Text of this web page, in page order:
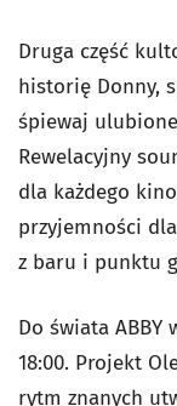
Druga część
historię Donny,
śpiewaj
Rewelacyjny
dla każdego
przyjemności
z baru i punktu
Do świata ABBY
18:00. Projekt
rytm znanych